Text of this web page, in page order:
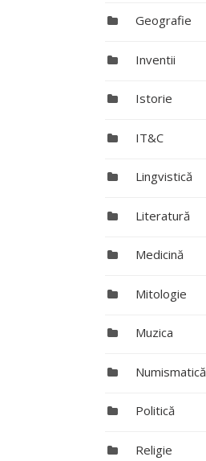
Geografie
Inventii
Istorie
IT&C
Lingvistică
Literatură
Medicină
Mitologie
Muzica
Numismatică
Politică
Religie